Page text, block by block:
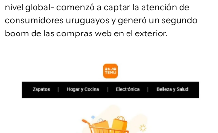
nivel global- comenzó a captar la atención de
consumidores uruguayos y generó un segundo
boom de las compras web en el exterior.